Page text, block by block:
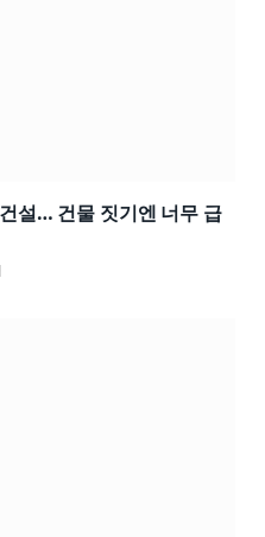
설… 건물 짓기엔 너무 급